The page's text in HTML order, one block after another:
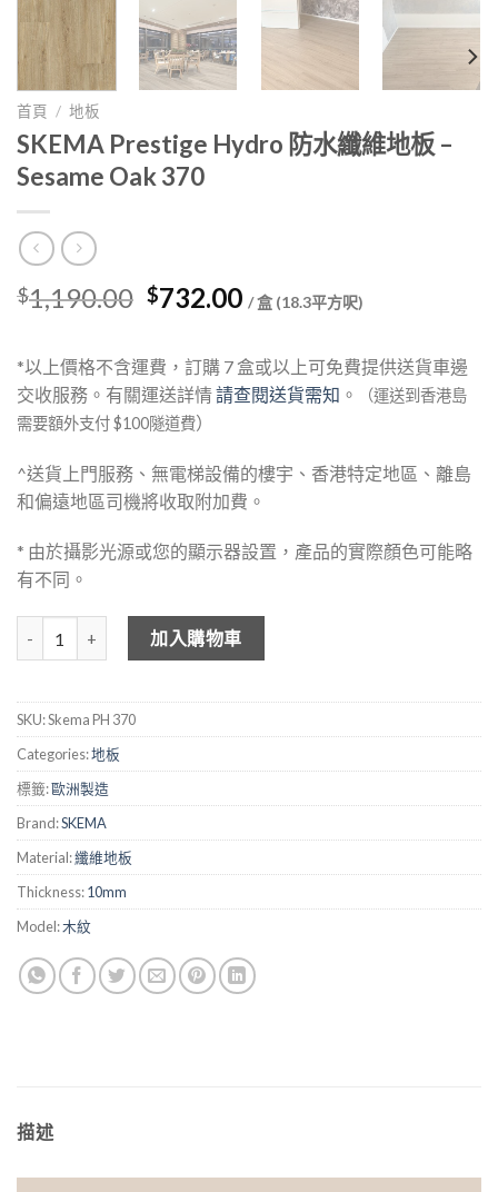
首頁 / 地板
SKEMA Prestige Hydro 防水纖維地板 –
Sesame Oak 370
$1,190.00 Original
was:
$1,190.00.
$732.00Current
is:
$732.00.
/ 盒 (18.3平方呎)
*以上價格不含運費，訂購 7 盒或以上可免費提供送貨車邊
交收服務。有關運送詳情請查閱送貨需知 。
（運送到香港島
需要額外支付 $100隧道費）
^送貨上門服務、無電梯設備的樓宇、香港特定地區、離島
和偏遠地區司機將收取附加費。
* 由於攝影光源或您的顯示器設置，產品的實際顏色可能略
有不同。
SKEMA Prestige Hydro 防水纖維地板 - Sesame Oak 370 數量
加入購物車
SKU:Skema PH 370
Categories:地板
標籤:歐洲製造
Brand:SKEMA
Material:纖維地板
Thickness:10mm
Model:木紋
描述